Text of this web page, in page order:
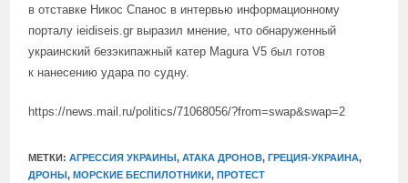
в отставке Никос Спанос в интервью информационному
порталу ieidiseis.gr выразил мнение, что обнаруженный
украинский безэкипажный катер Magura V5 был готов
к нанесению удара по судну.
https://news.mail.ru/politics/71068056/?from=swap&swap=2
МЕТКИ:АГРЕССИЯ УКРАИНЫ, АТАКА ДРОНОВ, ГРЕЦИЯ-УКРАИНА,
ДРОНЫ, МОРСКИЕ БЕСПИЛОТНИКИ, ПРОТЕСТ